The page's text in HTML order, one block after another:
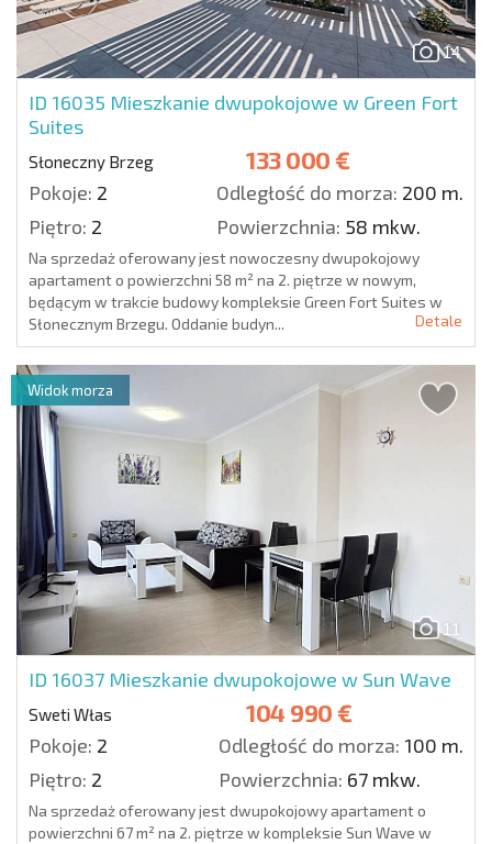
14
ID 16035 Mieszkanie dwupokojowe w Green Fort
Suites
Słoneczny Brzeg 133 000 €
Pokoje: 2 Odległość do morza: 200 m.
Piętro: 2 Powierzchnia: 58 mkw.
Na sprzedaż oferowany jest nowoczesny dwupokojowy
apartament o powierzchni 58 m² na 2. piętrze w nowym,
będącym w trakcie budowy kompleksie Green Fort Suites w
Słonecznym Brzegu. Oddanie budyn...
Detale
11
ID 16037 Mieszkanie dwupokojowe w Sun Wave
Sweti Włas 104 990 €
Pokoje: 2 Odległość do morza: 100 m.
Piętro: 2 Powierzchnia: 67 mkw.
Widok morza
Na sprzedaż oferowany jest dwupokojowy apartament o
powierzchni 67 m² na 2. piętrze w kompleksie Sun Wave w